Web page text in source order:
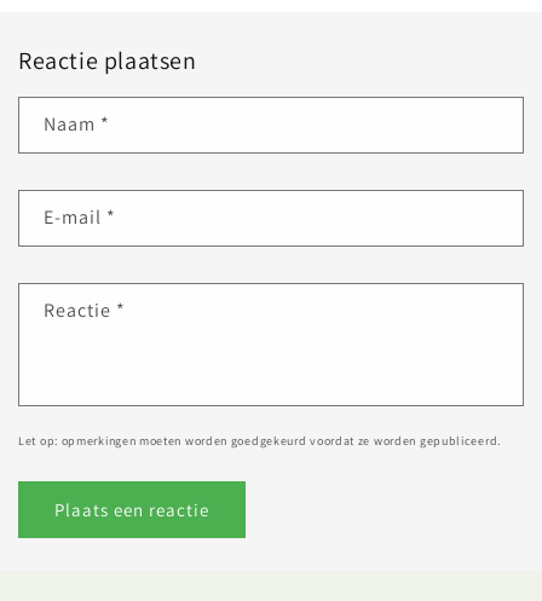
Reactie plaatsen
Naam *
E‑mail *
Reactie *
Let op: opmerkingen moeten worden goedgekeurd voordat ze worden gepubliceerd.